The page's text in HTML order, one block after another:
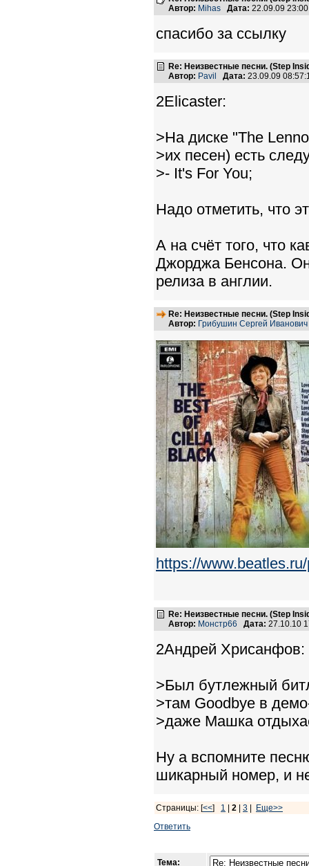
Автор: Mihas Дата: 22.09.09
спасибо за ссылку
Re: Неизвестные песни. (Step
Автор: Pavil Дата: 23.09.09
2Elicaster:
>На диске "The
>их песен) есть
>- It's For You;
Надо отметить, что
А на счёт того, что
Джорджа Бенсона.
релиза в англии.
Re: Неизвестные песни. (Step
Автор: Грибушин Сергей Иванович
https://
Re: Неизвестные песни. (Step
Автор: Монстр66 Дата: 27.10.10
2Андрей Хрисанфов:
>Был бутлежный
>там Goodbye в
>даже Машка
Ну а вспомните
шикарный номер, и
Страницы: [<<] 1 2 3
Еще>>
Ответить
Тема: